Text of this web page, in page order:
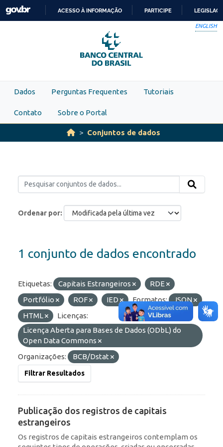
Skip to main content
PARA
O
CONTEÚDO
ACESSO À INFORMAÇÃO PARTICIPE
ENGLISH
Dados Perguntas Frequentes Tutoriais
Contato Sobre o Portal
Conjuntos de dados
Ordenar por
1 conjunto de dados encontrado
Etiquetas: Capitais Estrangeiros
RDE
Portfólio
ROF IED Formatos:
JSON
HTML
Licenças:
Licença Aberta para Bases de Dados (ODbL) do
Open Data Commons
Organizações:
BCB/Dstat
Filtrar Resultados
Publicação dos registros de capitais
estrangeiros
Os registros de capitais estrangeiros contemplam os